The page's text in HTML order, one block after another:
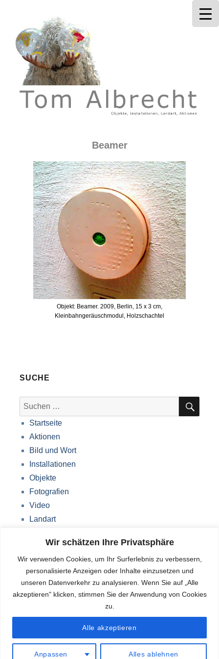
Wir schätzen Ihre Privatsphäre
Wir verwenden Cookies, um Ihr Surferlebnis zu verbessern,
personalisierte Anzeigen oder Inhalte einzusetzen und
unseren Datenverkehr zu analysieren. Wenn Sie auf „Alle
akzeptieren" klicken, stimmen Sie der Anwendung von Cookies
zu.
Anpassen Alles ablehnen
Alle akzeptieren
Tom Albrecht
Beamer
Objekt: Beamer. 2009, Berlin, 15 x 3 cm,
Kleinbahngeräuschmodul, Holzschachtel
SUCHE
Suche
nach:
Startseite
Aktionen
Bild und Wort
Installationen
Objekte
Fotografien
Video
Landart
Über mich
Impressum
Datenschutzerklärung
Blog
Deutsch